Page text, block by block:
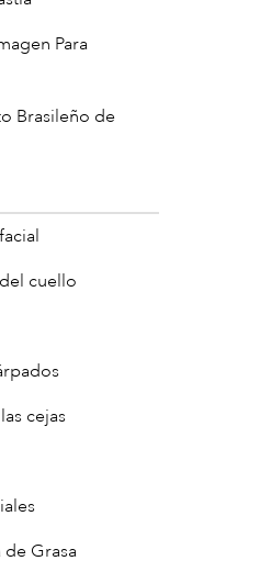
Para
Brasileño de
cuello
cejas
de Grasa